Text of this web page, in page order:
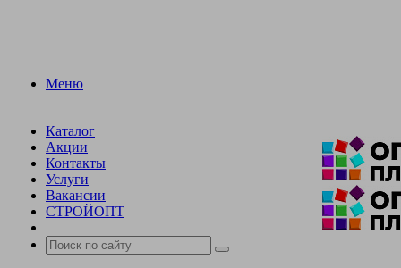
Меню
Каталог
Акции
Контакты
Услуги
Вакансии
СТРОЙОПТ